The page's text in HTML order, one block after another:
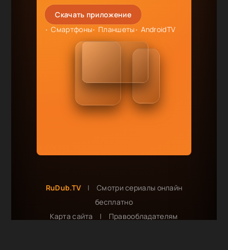
Скачать приложение
Смартфоны
Планшеты AndroidTV
RuDub.TV |
Смотри сериалы онлайн
бесплатно
Карта сайта
|
Правообладателям